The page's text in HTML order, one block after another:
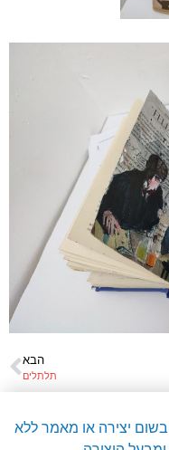
הבא
תלתלים
בשום יצירה או מאמר ללא